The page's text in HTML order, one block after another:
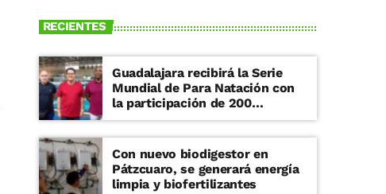
RECIENTES
Guadalajara recibirá la Serie
Mundial de Para Natación con
la participación de 200
deportistas
Con nuevo biodigestor en
Pátzcuaro, se generará energía
limpia y biofertilizantes